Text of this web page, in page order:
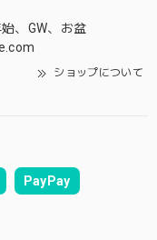
、GW、お盆
ショップについて
PayPay